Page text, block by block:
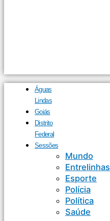
Águas
Lindas
Goiás
Distrito
Federal
Sessões
Mundo
Entrelinhas
Esporte
Polícia
Política
Saúde